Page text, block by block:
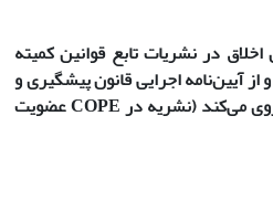
در نشریات تابع قوانین کمیته
از آیین‌نامه اجرایی قانون پیشگیری و
مقابله با تقلب در آثار علمی پیروی می‌کند (نشریه در COPE عضویت